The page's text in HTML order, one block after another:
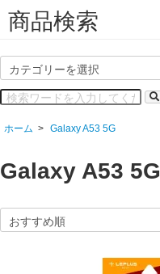
商品検索
ホーム > Galaxy A53 5G
Galaxy A53 5G